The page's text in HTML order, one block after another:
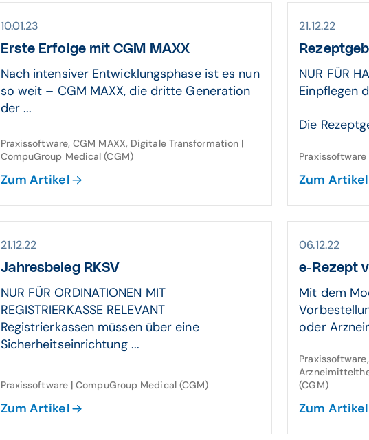
10.01.23
Erste Erfolge mit CGM MAXX
Nach intensiver Entwicklungsphase ist es nun
so weit – CGM MAXX, die dritte Generation
der ...
Praxissoftware, CGM MAXX, Digitale Transformation |
CompuGroup Medical (CGM)
Zum Artikel
21.12.22
NUR FÜR
Einpflegen
Die
Zum Artikel
21.12.22
Jahresbeleg RKSV
NUR FÜR ORDINATIONEN MIT
REGISTRIERKASSE RELEVANT
Registrierkassen müssen über eine
Sicherheitseinrichtung ...
Praxissoftware | CompuGroup Medical (CGM)
Zum Artikel
06.12.22
e-Rezept
Mit dem
oder
(CGM)
Zum Artikel